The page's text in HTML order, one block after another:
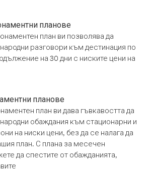
планове
план ви позволява да
разговори към дестинация по
на 30 дни с ниските цени на
планове
план ви дава гъвкавостта да
обаждания към стационарни и
на ниски цени, без да се налага да
план. С плана за месечен
да спестите от обажданията,